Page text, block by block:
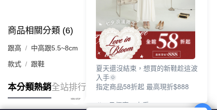
商品相關分類 (6) 查看全部
跟高 中高跟5.5~8cm
款式 跟鞋
本分類熱銷全站排行
夏天還沒結束，想買的新鞋趁這波
入手🌞
指定商品58折起 最高現折$888
🎉 8月優惠一次看